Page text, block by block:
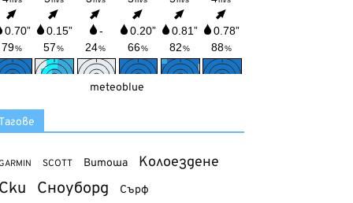
meteoblue
SCOTT Витоша Колоездене
Сноуборд Сърф